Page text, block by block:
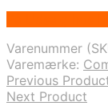
Varenummer
Varemærke:
Previous
Next Product